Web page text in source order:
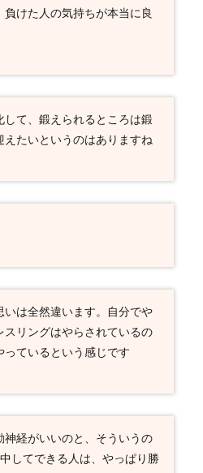
負けた人の気持ちが本当に良
して、鍛えられるところは鍛
えたいというのはありますね
は全然違います。自分でや
スリングはやらされているの
ているという感じです
神経がいいのと、そういうの
してできる人は、やっぱり勝